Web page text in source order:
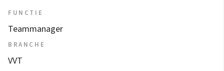
FUNCTIE
Teammanager
BRANCHE
VVT